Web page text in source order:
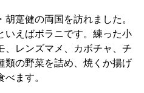
寔健の両国を訪れました。
いえばボラニです。練った小
、レンズマメ、カボチャ、チ
類の野菜を詰め、焼くか揚げ
ます。